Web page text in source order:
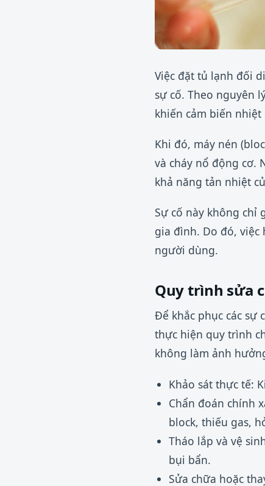
Việc đặt tủ lạnh đối
sự cố. Theo nguyên
khiến cảm biến
Khi đó, máy nén
và cháy nổ động cơ.
khả năng tản nhiệt
Sự cố này không chỉ
gia đình. Do đó,
người dùng.
Quy trình sửa
Để khắc phục các
thực hiện quy trình
không làm ảnh
Khảo sát thực tế:
Chẩn đoán chính
block, thiếu gas,
Tháo lắp và vệ
bụi bẩn.
Sửa chữa hoặc